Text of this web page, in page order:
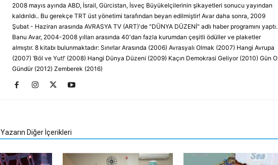
2008 mayıs ayında ABD, İsrail, Gürcistan, İsveç Büyükelçilerinin şikayetleri sonucu yayından
kaldırıldı.. Bu gerekçe TRT üst yönetimi tarafından beyan edilmiştir! Avar daha sonra, 2009
Şubat - Haziran arasında AVRASYA TV (ART)'de "DÜNYA DÜZENİ" adlı haber programını yaptı.
Banu Avar, 2004-2008 yılları arasında 40'dan fazla kurumdan çeşitli ödüller ve plaketler
almıştır. 8 kitabı bulunmaktadır: Sınırlar Arasında (2006) Avrasyalı Olmak (2007) Hangi Avrupa
(2007) ‘Böl ve Yut!’ (2008) Hangi Dünya Düzeni (2009) Kaçın Demokrasi Geliyor (2010) Gün O
Gündür (2012) Zemberek (2016)
Yazarın Diğer İçerikleri